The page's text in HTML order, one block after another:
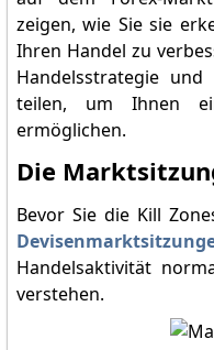
zeigen, wie Sie sie
Ihren Handel zu
Handelsstrategie
teilen, um Ihnen
ermöglichen.
Die
Bevor Sie die Kill
Handelsaktivität
verstehen.